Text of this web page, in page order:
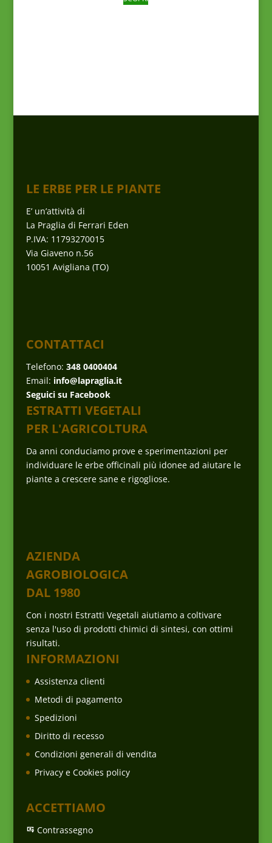
LE ERBE PER LE PIANTE
E’ un’attività di
La Praglia di Ferrari Eden
P.IVA: 11793270015
Via Giaveno n.56
10051 Avigliana (TO)
CONTATTACI
Telefono: 348 0400404
Email: info@lapraglia.it
Seguici su Facebook
ESTRATTI VEGETALI
PER L'AGRICOLTURA
Da anni conduciamo prove e sperimentazioni per
individuare le erbe officinali più idonee ad aiutare le
piante a crescere sane e rigogliose.
AZIENDA
AGROBIOLOGICA
DAL 1980
Con i nostri Estratti Vegetali aiutiamo a coltivare
senza l'uso di prodotti chimici di sintesi, con ottimi
risultati.
INFORMAZIONI
Assistenza clienti
Metodi di pagamento
Spedizioni
Diritto di recesso
Condizioni generali di vendita
Privacy e Cookies policy
ACCETTIAMO
Contrassegno